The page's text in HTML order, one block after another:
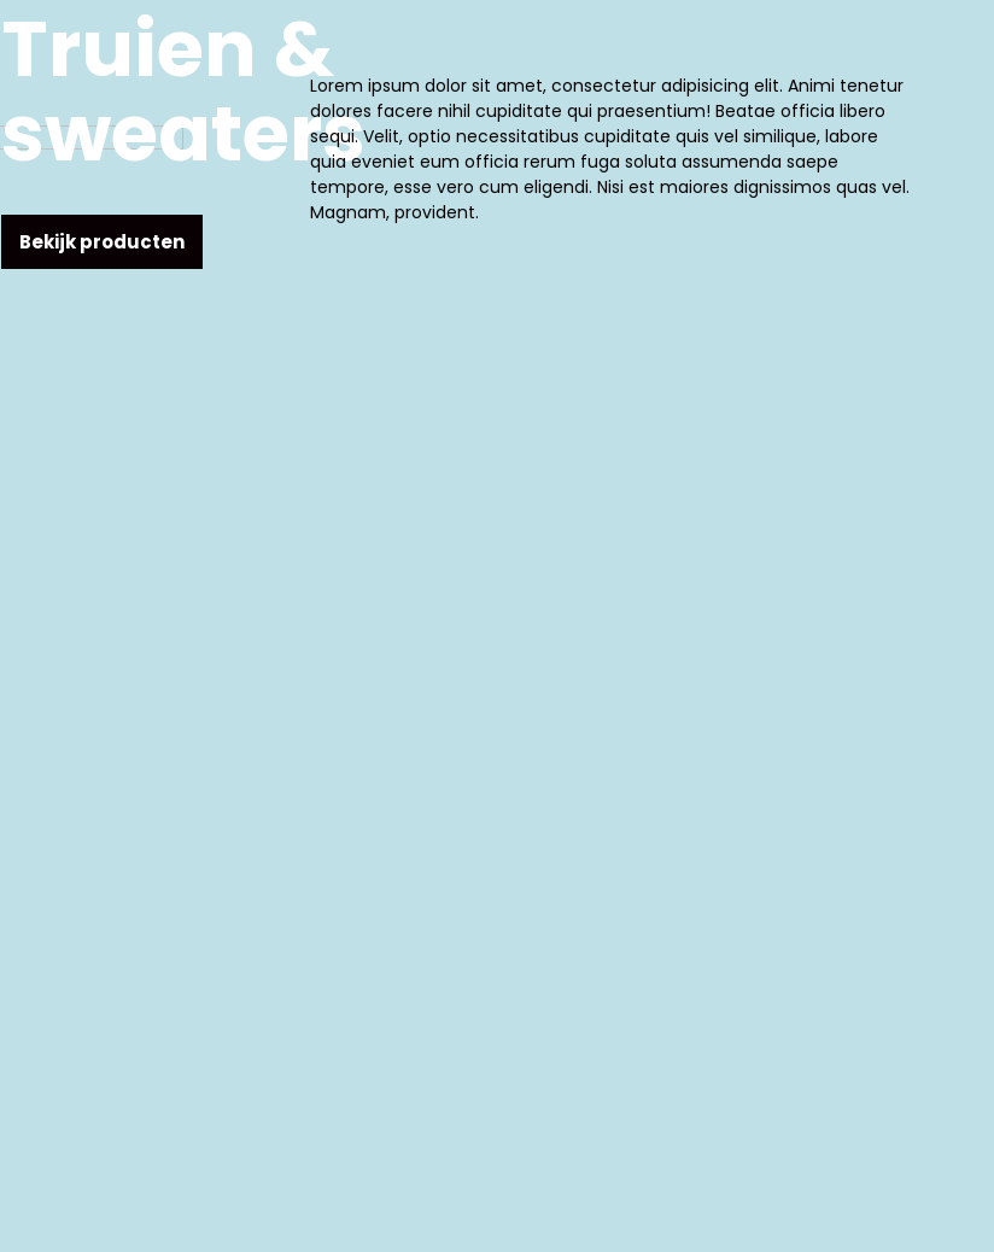
Truien &
sweaters
Bekijk producten
Lorem ipsum dolor sit amet, consectetur adipisicing elit. Animi tenetur
dolores facere nihil cupiditate qui praesentium! Beatae officia libero
sequi. Velit, optio necessitatibus cupiditate quis vel similique, labore
quia eveniet eum officia rerum fuga soluta assumenda saepe
tempore, esse vero cum eligendi. Nisi est maiores dignissimos quas vel.
Magnam, provident.